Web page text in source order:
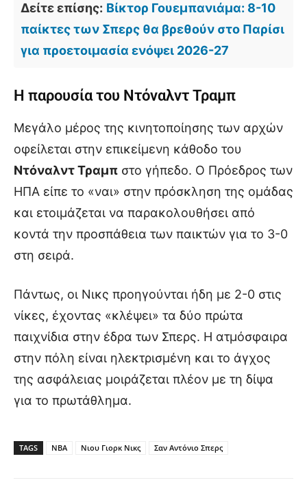
Δείτε επίσης: Βίκτορ Γουεμπανιάμα: 8-10
παίκτες των Σπερς θα βρεθούν στο Παρίσι
για προετοιμασία ενόψει 2026-27
Η παρουσία του Ντόναλντ Τραμπ
Μεγάλο μέρος της κινητοποίησης των αρχών
οφείλεται στην επικείμενη κάθοδο του
Ντόναλντ Τραμπ στο γήπεδο. Ο Πρόεδρος των
ΗΠΑ είπε το «ναι» στην πρόσκληση της ομάδας
και ετοιμάζεται να παρακολουθήσει από
κοντά την προσπάθεια των παικτών για το 3-0
στη σειρά.
Πάντως, οι Νικς προηγούνται ήδη με 2-0 στις
νίκες, έχοντας «κλέψει» τα δύο πρώτα
παιχνίδια στην έδρα των Σπερς. Η ατμόσφαιρα
στην πόλη είναι ηλεκτρισμένη και το άγχος
της ασφάλειας μοιράζεται πλέον με τη δίψα
για το πρωτάθλημα.
TAGS NBA Νιου Γιορκ Νικς Σαν Αντόνιο Σπερς